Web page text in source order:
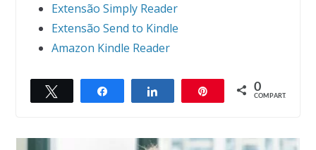
Extensão Simply Reader
Extensão Send to Kindle
Amazon Kindle Reader
Compartilhar Compartilhar 0
COMPART.